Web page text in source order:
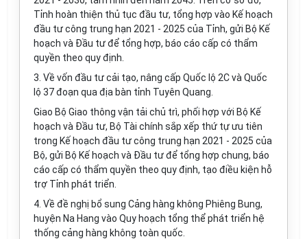
Tỉnh hoàn thiện thủ tục đầu tư, tổng hợp vào Kế hoạch
đầu tư công trung hạn 2021 - 2025 của Tỉnh, gửi Bộ Kế
hoạch và Đầu tư để tổng hợp, báo cáo cấp có thẩm
quyền theo quy định.
3. Về vốn đầu tư cải tạo, nâng cấp Quốc lộ 2C và Quốc
lộ 37 đoạn qua địa bàn tỉnh Tuyên Quang.
Giao Bộ Giao thông vận tải chủ trì, phối hợp với Bộ Kế
hoạch và Đầu tư, Bộ Tài chính sắp xếp thứ tự ưu tiên
trong Kế hoạch đầu tư công trung hạn 2021 - 2025 của
Bộ, gửi Bộ Kế hoạch và Đầu tư để tổng hợp chung, báo
cáo cấp có thẩm quyền theo quy định, tạo điều kiện hỗ
trợ Tỉnh phát triển.
4. Về đề nghị bổ sung Cảng hàng không Phiêng Bung,
huyện Na Hang vào Quy hoạch tổng thể phát triển hệ
thống cảng hàng không toàn quốc.